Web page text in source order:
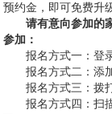
预约金，即可免费升
请有意向参加的
参加：
报名方式一：登
报名方式二：添
报名方式三：拨
报名方式四：扫